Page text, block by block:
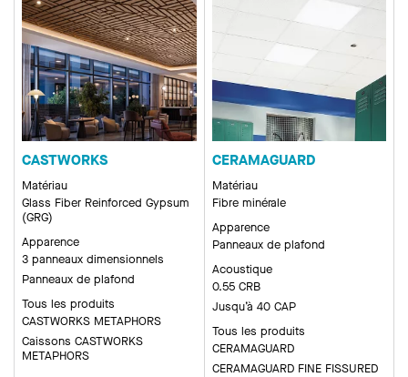
CASTWORKS
Matériau
Glass Fiber Reinforced Gypsum
(GRG)
Apparence
3 panneaux dimensionnels
Panneaux de plafond
Tous les produits
CASTWORKS METAPHORS
Caissons CASTWORKS
METAPHORS
CERAMAGUARD
Matériau
Fibre minérale
Apparence
Panneaux de plafond
Acoustique
0.55 CRB
Jusqu’à 40 CAP
Tous les produits
CERAMAGUARD
CERAMAGUARD FINE FISSURED